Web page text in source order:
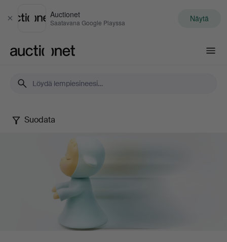
Sulje
Auctionet
Saatavana Google Playssa Näytä
Contemporary
Photography
Suodata